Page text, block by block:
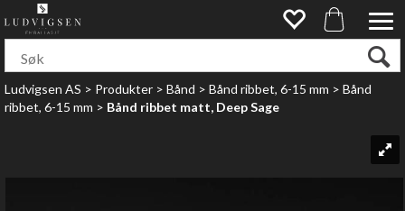
Ludvigsen AS>Produkter>Bånd>Bånd ribbet, 6-15 mm>Bånd
ribbet, 6-15 mm>Bånd ribbet matt, Deep Sage